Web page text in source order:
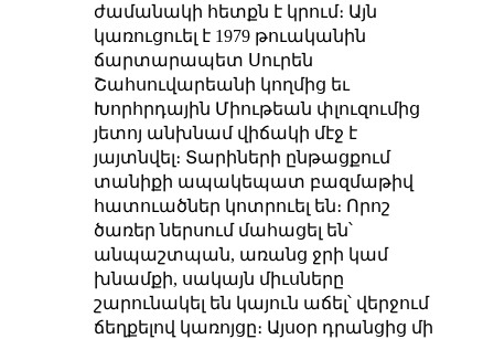
ժամանակի հետքն է կրում։ Այն
կառուցուել է 1979 թուականին
ճարտարապետ Սուրեն
Շահսուվարեանի կողմից եւ
Խորհրդային Միութեան փլուզումից
յետոյ անխնամ վիճակի մէջ է
յայտնվել։ Տարիների ընթացքում
տանիքի ապակեպատ բազմաթիվ
հատուածներ կոտրուել են։ Որոշ
ծառեր ներսում մահացել են՝
անպաշտպան, առանց ջրի կամ
խնամքի, սակայն միւսները
շարունակել են կայուն աճել՝ վերջում
ճեղքելով կառոյցը։ Այսօր դրանցից մի